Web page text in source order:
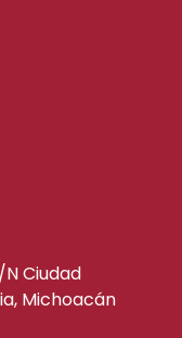
Ciudad
Michoacán